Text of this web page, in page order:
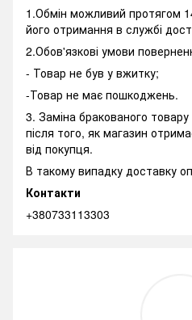
1.Обмін можливий протягом
його отримання в службі
2.Обов'язкові умови
- Товар не був у вжитку;
-Товар не має пошкоджень.
3. Заміна бракованого
після того, як магазин
від покупця.
В такому випадку доставку
Контакти
+380733113303